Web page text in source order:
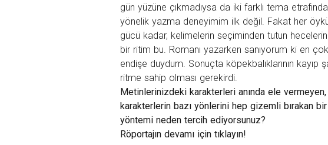
gün yüzüne çıkmadıysa da iki farklı tema
yönelik yazma deneyimim ilk değil. Fakat her
gücü kadar, kelimelerin seçiminden tutun
bir ritim bu. Romanı yazarken sanıyorum ki en
endişe duydum. Sonuçta köpekbalıklarının kayıp
ritme sahip olması gerekirdi.
Metinlerinizdeki karakterleri anında ele
karakterlerin bazı yönlerini hep gizemli bırakan bir
yöntemi neden tercih ediyorsunuz?
Röportajın devamı için tıklayın!